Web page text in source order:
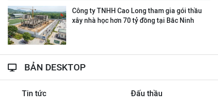
Công ty TNHH Cao Long tham gia gói thầu
xây nhà học hơn 70 tỷ đồng tại Bắc Ninh
BẢN DESKTOP
Tin tức Đấu thầu